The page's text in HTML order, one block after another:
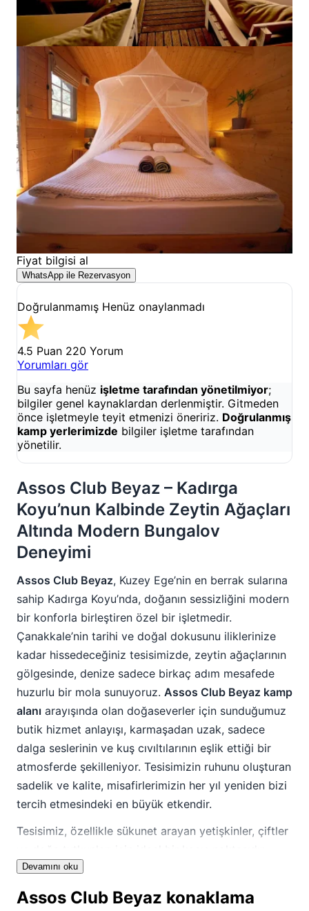
Fiyat bilgisi al
WhatsApp ile Rezervasyon
Doğrulanmamış Henüz onaylanmadı
4.5 Puan 220 Yorum
Yorumları gör
Bu sayfa henüz işletme tarafından yönetilmiyor;
bilgiler genel kaynaklardan derlenmiştir. Gitmeden
önce işletmeyle teyit etmenizi öneririz. Doğrulanmış
kamp yerlerimizde bilgiler işletme tarafından
yönetilir.
Assos Club Beyaz – Kadırga
Koyu’nun Kalbinde Zeytin Ağaçları
Altında Modern Bungalov
Deneyimi
Assos Club Beyaz, Kuzey Ege’nin en berrak sularına
sahip Kadırga Koyu’nda, doğanın sessizliğini modern
bir konforla birleştiren özel bir işletmedir.
Çanakkale’nin tarihi ve doğal dokusunu iliklerinize
kadar hissedeceğiniz tesisimizde, zeytin ağaçlarının
gölgesinde, denize sadece birkaç adım mesafede
huzurlu bir mola sunuyoruz. Assos Club Beyaz kamp
alanı arayışında olan doğaseverler için sunduğumuz
butik hizmet anlayışı, karmaşadan uzak, sadece
dalga seslerinin ve kuş cıvıltılarının eşlik ettiği bir
atmosferde şekilleniyor. Tesisimizin ruhunu oluşturan
sadelik ve kalite, misafirlerimizin her yıl yeniden bizi
tercih etmesindeki en büyük etkendir.
Tesisimiz, özellikle sükunet arayan yetişkinler, çiftler
Assos Club Beyaz konaklama seçenekleri
çeker. Burada geçireceğiniz süre boyunca, sabahın
Devamını oku
Assos Club Beyaz konaklama